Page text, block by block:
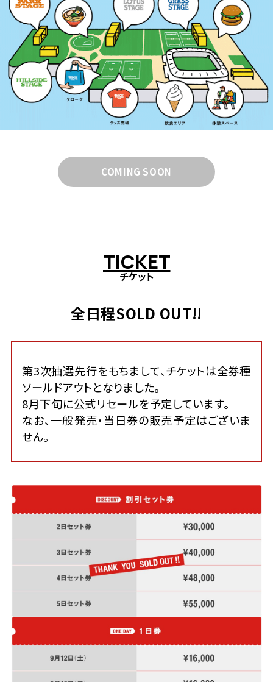
COMING SOON
TICKET
チケット
全日程SOLD OUT!!
第3次抽選先行をもちまして、チケットは全券種
ソールドアウトとなりました。
8月下旬に公式リセールを予定しています。
なお、一般発売・当日券の販売予定はございま
せん。